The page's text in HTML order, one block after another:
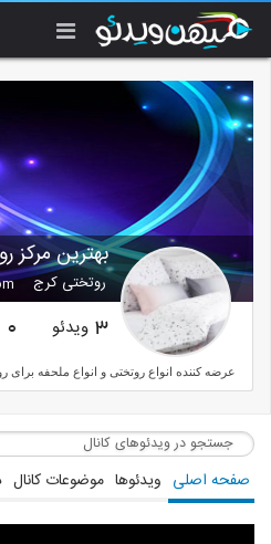
بهترین مرکز
روتختی کرج
3 ویدئو 0
عرضه کننده انواع روتختی و انواع ملحفه
صفحه اصلی ویدئوها موضوعات کانال